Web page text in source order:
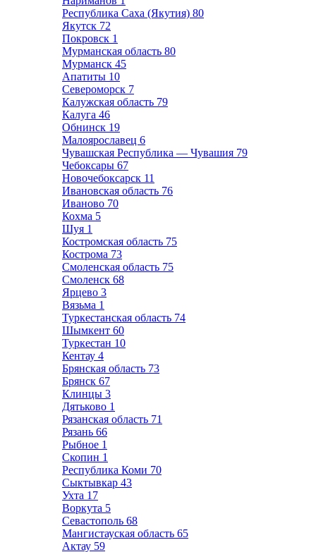
Республика Саха (Якутия) 80
Якутск 72
Покровск 1
Мурманская область 80
Мурманск 45
Апатиты 10
Североморск 7
Калужская область 79
Калуга 46
Обнинск 19
Малоярославец 6
Чувашская Республика — Чувашия 79
Чебоксары 67
Новочебоксарск 11
Ивановская область 76
Иваново 70
Кохма 5
Шуя 1
Костромская область 75
Кострома 73
Смоленская область 75
Смоленск 68
Ярцево 3
Вязьма 1
Туркестанская область 74
Шымкент 60
Туркестан 10
Кентау 4
Брянская область 73
Брянск 67
Клинцы 3
Дятьково 1
Рязанская область 71
Рязань 66
Рыбное 1
Скопин 1
Республика Коми 70
Сыктывкар 43
Ухта 17
Воркута 5
Севастополь 68
Мангистауская область 65
Актау 59